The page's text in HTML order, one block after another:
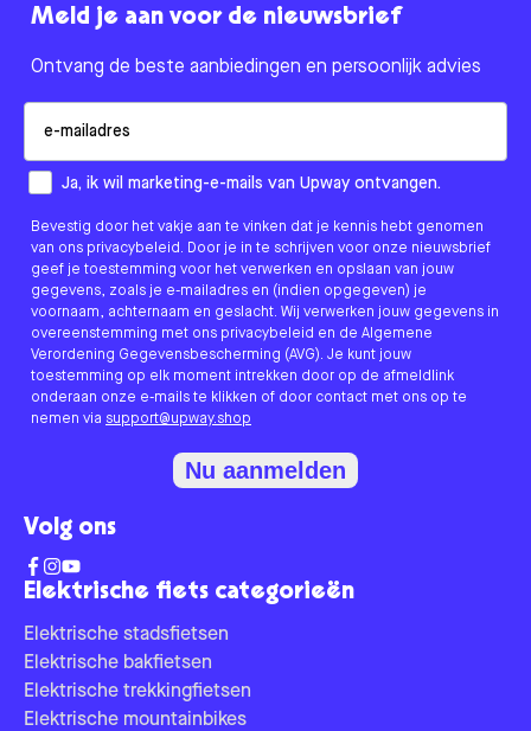
Elektrische fiets categorieën
Elektrische stadsfietsen
Elektrische bakfietsen
Elektrische trekkingfietsen
Elektrische mountainbikes
Meld je aan voor de nieuwsbrief
Ontvang de beste aanbiedingen en persoonlijk advies
How would you like to hear from us?
Ja, ik wil marketing-e-mails van Upway ontvangen.
Bevestig door het vakje aan te vinken dat je kennis hebt genomen
van ons privacybeleid. Door je in te schrijven voor onze nieuwsbrief
geef je toestemming voor het verwerken en opslaan van jouw
gegevens, zoals je e-mailadres en (indien opgegeven) je
voornaam, achternaam en geslacht. Wij verwerken jouw gegevens in
overeenstemming met ons privacybeleid en de Algemene
Verordening Gegevensbescherming (AVG). Je kunt jouw
toestemming op elk moment intrekken door op de afmeldlink
onderaan onze e-mails te klikken of door contact met ons op te
nemen via support@upway.shop
Nu aanmelden
Volg ons